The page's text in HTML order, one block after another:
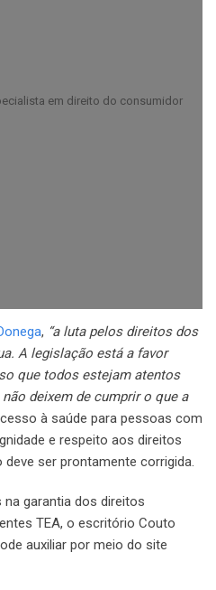
em direito do consumidor
, “a luta pelos direitos dos
A legislação está a favor
que todos estejam atentos
deixem de cumprir o que a
à saúde para pessoas com
e respeito aos direitos
ser prontamente corrigida.
garantia dos direitos
TEA, o escritório Couto
auxiliar por meio do site